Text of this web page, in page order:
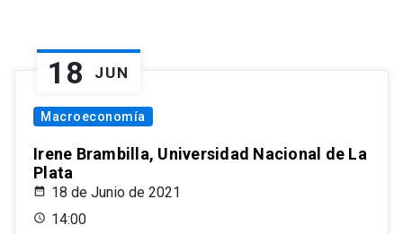
18 JUN
Macroeconomía
Irene Brambilla, Universidad Nacional de La
Plata
18 de Junio de 2021
14:00